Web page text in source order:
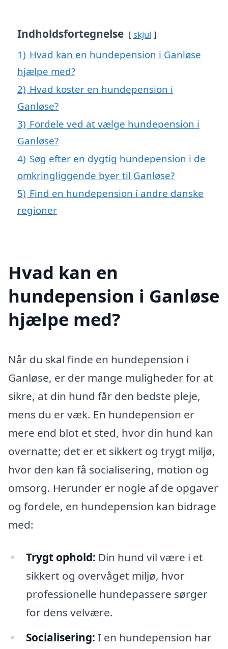
Indholdsfortegnelse skjul
1) Hvad kan en hundepension i Ganløse
hjælpe med?
2) Hvad koster en hundepension i
Ganløse?
3) Fordele ved at vælge hundepension i
Ganløse?
4) Søg efter en dygtig hundepension i de
omkringliggende byer til Ganløse?
5) Find en hundepension i andre danske
regioner
Hvad kan en
hundepension i Ganløse
hjælpe med?
Når du skal finde en hundepension i
Ganløse, er der mange muligheder for at
sikre, at din hund får den bedste pleje,
mens du er væk. En hundepension er
mere end blot et sted, hvor din hund kan
overnatte; det er et sikkert og trygt miljø,
hvor den kan få socialisering, motion og
omsorg. Herunder er nogle af de opgaver
og fordele, en hundepension kan bidrage
med:
Trygt ophold: Din hund vil være i et
sikkert og overvåget miljø, hvor
professionelle hundepassere sørger
for dens velvære.
Socialisering: I en hundepension har